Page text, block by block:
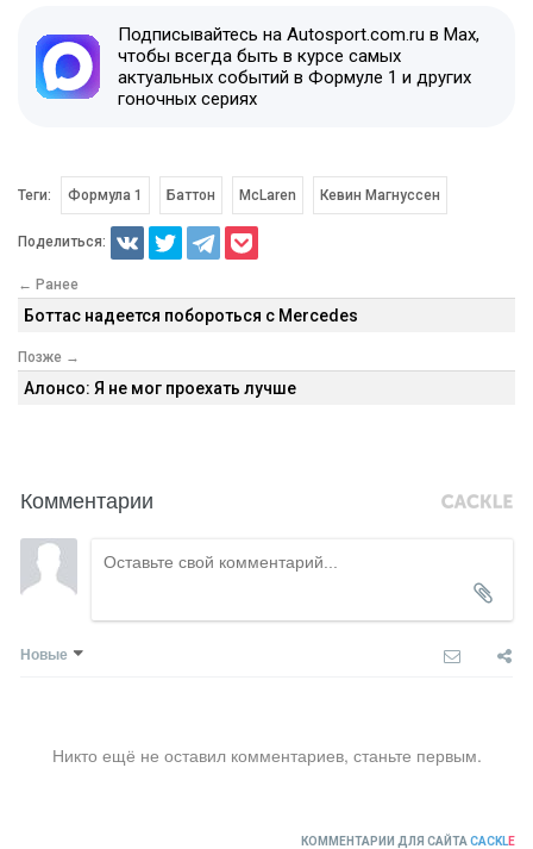
Подписывайтесь на Autosport.com.ru в Max,
чтобы всегда быть в курсе самых
актуальных событий в Формуле 1 и других
гоночных сериях
Теги: Формула 1 Баттон McLaren Кевин Магнуссен
Поделиться:
← Ранее
Боттас надеется побороться с Mercedes
Позже →
Алонсо: Я не мог проехать лучше
Комментарии
Новые
Никто ещё не оставил комментариев, станьте первым.
КОММЕНТАРИИ ДЛЯ САЙТА CACKLE